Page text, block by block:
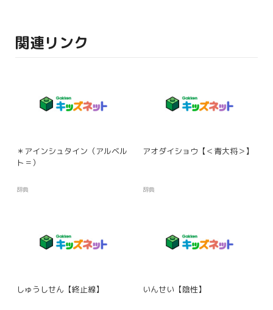
関連リンク
＊アインシュタイン（アルベル
ト＝）
辞典
アオダイショウ【＜青大将＞】
辞典
しゅうしせん【終止線】 いんせい【陰性】